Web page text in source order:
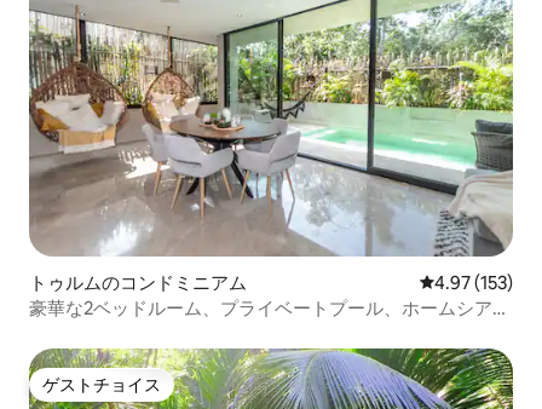
トゥルムのコンドミニアム レビュー153
4.97 (153)
豪華な2ベッドルーム、プライベートプール、ホームシアタ
ゲストチョイス
ゲストチョイス